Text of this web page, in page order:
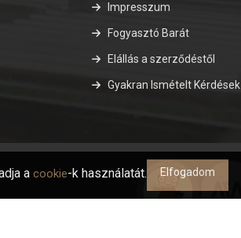
Impresszum
Fogyasztó Barát
Elállás a szerződéstől
Gyakran Ismételt Kérdések
a cookie-k használatát. Elfogadom